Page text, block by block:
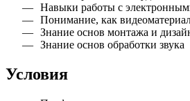
Навыки работы с
Понимание, как
Знание основ монтажа и
Знание основ обработки звука
Условия